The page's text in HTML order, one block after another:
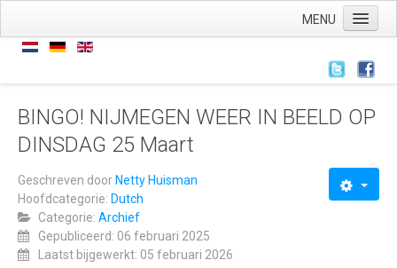
MENU
Home
Nieuws
Archief
Links
Wie zijn we
De stichting
BINGO! NIJMEGEN WEER IN BEELD OP
DINSDAG 25 Maart
Geschreven door Netty Huisman
Hoofdcategorie: Dutch
Categorie: Archief
Gepubliceerd: 06 februari 2025
Laatst bijgewerkt: 05 februari 2026